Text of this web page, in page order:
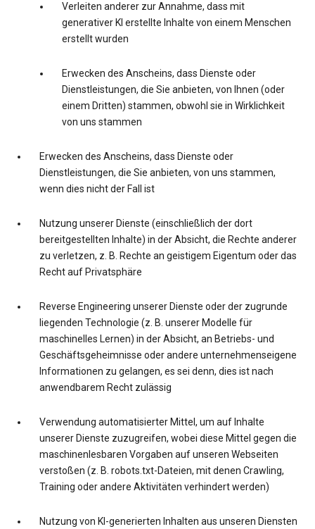
Verleiten anderer zur Annahme, dass mit
generativer KI erstellte Inhalte von einem Menschen
erstellt wurden
Erwecken des Anscheins, dass Dienste oder
Dienstleistungen, die Sie anbieten, von Ihnen (oder
einem Dritten) stammen, obwohl sie in Wirklichkeit
von uns stammen
Erwecken des Anscheins, dass Dienste oder
Dienstleistungen, die Sie anbieten, von uns stammen,
wenn dies nicht der Fall ist
Nutzung unserer Dienste (einschließlich der dort
bereitgestellten Inhalte) in der Absicht, die Rechte anderer
zu verletzen, z. B. Rechte an geistigem Eigentum oder das
Recht auf Privatsphäre
Reverse Engineering unserer Dienste oder der zugrunde
liegenden Technologie (z. B. unserer Modelle für
maschinelles Lernen) in der Absicht, an Betriebs- und
Geschäftsgeheimnisse oder andere unternehmenseigene
Informationen zu gelangen, es sei denn, dies ist nach
anwendbarem Recht zulässig
Verwendung automatisierter Mittel, um auf Inhalte
unserer Dienste zuzugreifen, wobei diese Mittel gegen die
maschinenlesbaren Vorgaben auf unseren Webseiten
verstoßen (z. B. robots.txt-Dateien, mit denen Crawling,
Training oder andere Aktivitäten verhindert werden)
Nutzung von KI-generierten Inhalten aus unseren Diensten